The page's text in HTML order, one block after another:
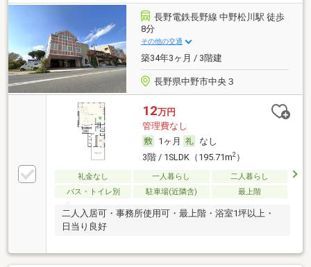
長野電鉄長野線 中野松川駅 徒歩
8分
その他の交通
築34年3ヶ月 / 3階建
長野県中野市中央３
12万円
管理費なし
1ヶ月
なし
3階 / 1SLDK（195.71m2）
礼金なし 一人暮らし
二人暮らし
バス・トイレ別
駐車場(近隣含) 最上階
二人入居可・事務所使用可・最上階・浴室1坪以上・
日当り良好